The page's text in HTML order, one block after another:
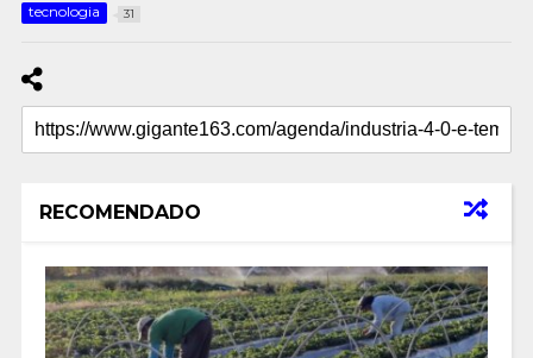
tecnologia 31
RECOMENDADO